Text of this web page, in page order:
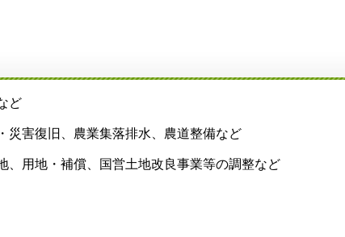
ど
災害復旧、農業集落排水、農道整備など
用地・補償、国営土地改良事業等の調整など